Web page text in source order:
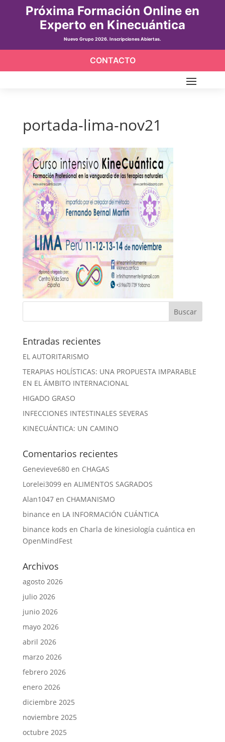
Próxima Formación Online en
Experto en Kinecuántica
Nuevo Grupo 2026. Inscripciones Abiertas.
CONTACTO
portada-lima-nov21
Entradas recientes
EL AUTORITARISMO
TERAPIAS HOLÍSTICAS: UNA PROPUESTA IMPARABLE
EN EL ÁMBITO INTERNACIONAL
HIGADO GRASO
INFECCIONES INTESTINALES SEVERAS
KINECUÁNTICA: UN CAMINO
Comentarios recientes
Genevieve680en CHAGAS
Lorelei3099en ALIMENTOS SAGRADOS
Alan1047en CHAMANISMO
binance en LA INFORMACIÓN CUÁNTICA
binance kods en Charla de kinesiología cuántica en
OpenMindFest
Archivos
agosto 2026
julio 2026
junio 2026
mayo 2026
abril 2026
marzo 2026
febrero 2026
enero 2026
diciembre 2025
noviembre 2025
octubre 2025